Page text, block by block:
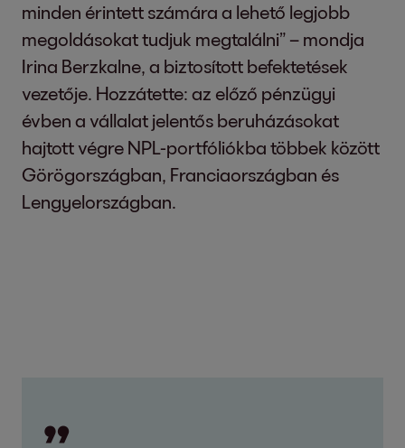
minden érintett számára a lehető legjobb
megoldásokat tudjuk megtalálni” – mondja
Irina Berzkalne, a biztosított befektetések
vezetője. Hozzátette: az előző pénzügyi
évben a vállalat jelentős beruházásokat
hajtott végre NPL-portfóliókba többek között
Görögországban, Franciaországban és
Lengyelországban.